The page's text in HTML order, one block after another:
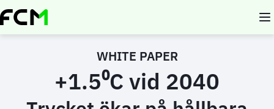
Skip
to
WHITE PAPER
+1.5⁰C vid 2040